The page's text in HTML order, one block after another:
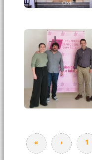
Páginas
« ‹ 1